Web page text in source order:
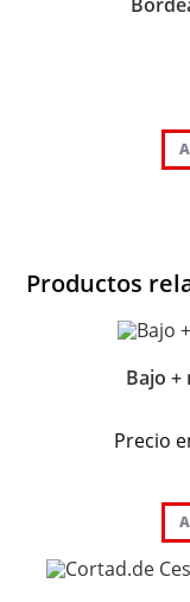
Productos
Bajo +
Precio